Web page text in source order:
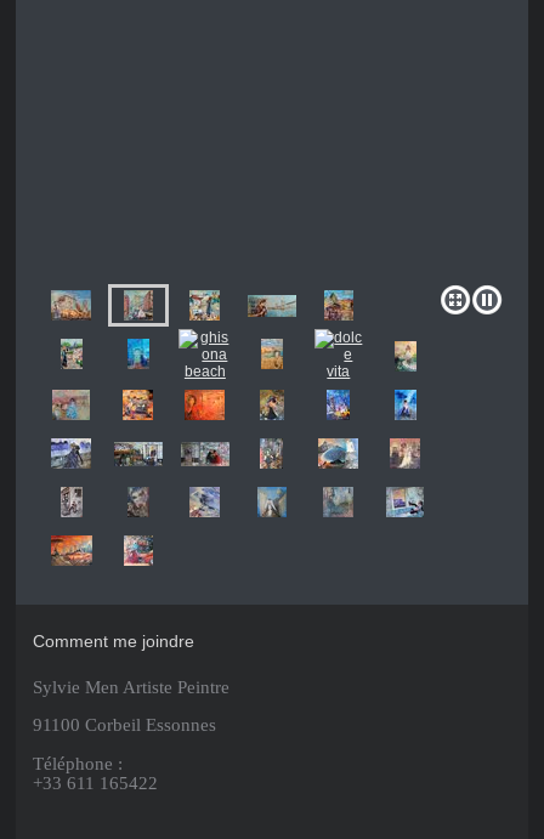
Comment me joindre
Sylvie Men Artiste Peintre
91100 Corbeil Essonnes
Téléphone :
+33 611 165422